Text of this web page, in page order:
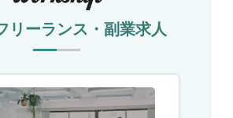
リーランス・副業求人